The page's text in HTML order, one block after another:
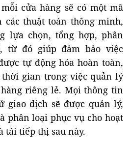
cửa hàng sẽ có một mã
các thuật toán thông minh,
lựa chọn, tổng hợp, phân
từ đó giúp đảm bảo việc
tự động hóa hoàn toàn,
gian trong việc quản lý
riêng lẻ. Mọi thông tin
giao dịch sẽ được quản lý,
phân loại phục vụ cho hoạt
tái tiếp thị sau này.